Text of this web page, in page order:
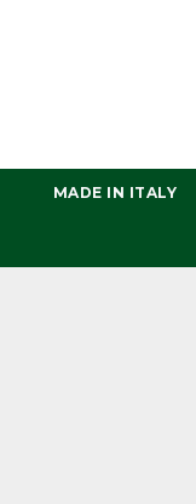
MADE IN ITALY